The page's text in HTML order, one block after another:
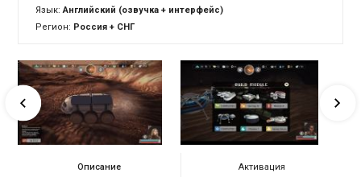
Язык:Английский (озвучка + интерфейс)
Регион: Россия + СНГ
Описание Активация